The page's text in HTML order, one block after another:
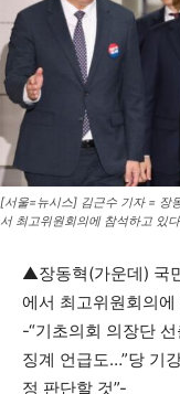
[서울=뉴시스] 김근수 기자 = 장
서 최고위원회의에 참석하고 있
▲장동혁(가운데) 국
에서 최고위원회의
-“기초의회 의장단
징계 언급도…”당 기
정 판단할 것”-